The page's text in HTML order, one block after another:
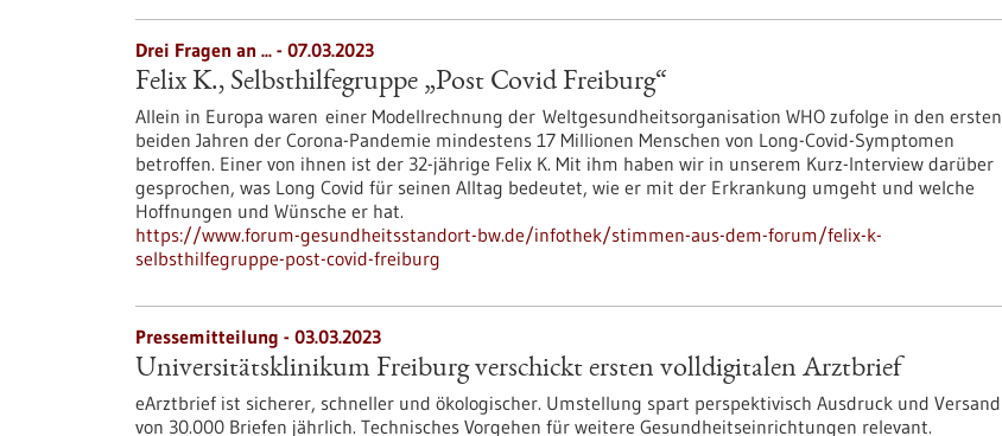
Drei Fragen an ... - 07.03.2023
Felix K., Selbsthilfegruppe „Post Covid Freiburg“
Allein in Europa waren einer Modellrechnung der Weltgesundheitsorganisation WHO zufolge in den ersten
beiden Jahren der Corona-Pandemie mindestens 17 Millionen Menschen von Long-Covid-Symptomen
betroffen. Einer von ihnen ist der 32-jährige Felix K. Mit ihm haben wir in unserem Kurz-Interview darüber
gesprochen, was Long Covid für seinen Alltag bedeutet, wie er mit der Erkrankung umgeht und welche
Hoffnungen und Wünsche er hat.
https://www.forum-gesundheitsstandort-bw.de/infothek/stimmen-aus-dem-forum/felix-k-
selbsthilfegruppe-post-covid-freiburg
Pressemitteilung - 03.03.2023
Universitätsklinikum Freiburg verschickt ersten volldigitalen Arztbrief
eArztbrief ist sicherer, schneller und ökologischer. Umstellung spart perspektivisch Ausdruck und Versand
von 30.000 Briefen jährlich. Technisches Vorgehen für weitere Gesundheitseinrichtungen relevant.